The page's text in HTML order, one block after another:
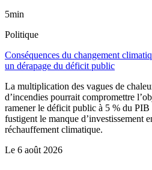
5min
Politique
Conséquences du changement
un dérapage du déficit public
La multiplication des vagues de
d’incendies pourrait compromettre
ramener le déficit public à 5 % du PIB
fustigent le manque d’investissement
réchauffement climatique.
Le 6 août 2026